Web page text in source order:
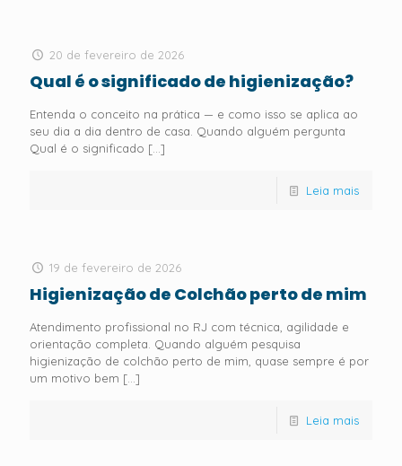
20 de fevereiro de 2026
Qual é o significado de higienização?
Entenda o conceito na prática — e como isso se aplica ao
seu dia a dia dentro de casa. Quando alguém pergunta
Qual é o significado […]
Leia mais
19 de fevereiro de 2026
Higienização de Colchão perto de mim
Atendimento profissional no RJ com técnica, agilidade e
orientação completa. Quando alguém pesquisa
higienização de colchão perto de mim, quase sempre é por
um motivo bem […]
Leia mais